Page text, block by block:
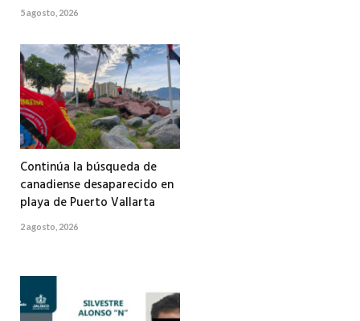
5 agosto, 2026
Continúa la búsqueda de
canadiense desaparecido en
playa de Puerto Vallarta
2 agosto, 2026